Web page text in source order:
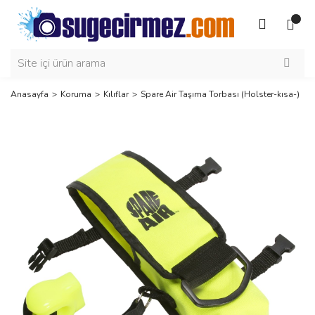
Anasayfa Koruma Kılıflar Spare Air Taşıma Torbası (Holster-kısa-)